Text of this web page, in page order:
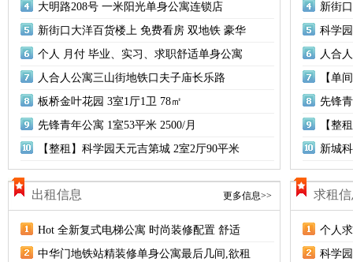
大明路208号 一米阳光单身公寓连锁店
新街口大洋百货楼上 免费看房 双地铁 豪华
个人 月付 毕业、实习、求职舒适单身公寓
人合人公寓三山街地铁口夫子庙长乐路
板桥金叶花园 3室1厅1卫 78㎡
先锋青年公寓 1室53平米 2500/月
【整租】科学园天元吉第城 2室2厅90平米
新街
科学
人合
【单
先锋
【整
新城
出租信息 更多信息>>
Hot 全新复式电梯公寓 时尚装修配置 舒适
中华门地铁站精装修单身公寓最后几间,欲租
求租
个人
科学